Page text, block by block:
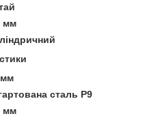
мм
сталь Р9
мм